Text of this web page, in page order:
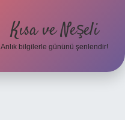
Kısa ve Neşeli
Anlık bilgilerle gününü şenlendir!